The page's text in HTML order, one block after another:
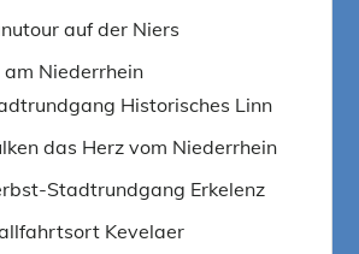
auf der Niers
Niederrhein
Historisches Linn
das Herz vom Niederrhein
Stadtrundgang Erkelenz
Kevelaer